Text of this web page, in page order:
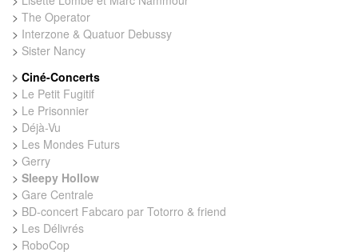
> The Operator
> Interzone & Quatuor Debussy
> Sister Nancy
> Ciné-Concerts
> Le Petit Fugitif
> Le Prisonnier
> Déjà-Vu
> Les Mondes Futurs
> Gerry
> Sleepy Hollow
> Gare Centrale
> BD-concert Fabcaro par Totorro & friend
> Les Délivrés
> RoboCop